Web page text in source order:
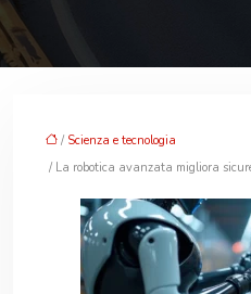
/ Scienza e tecnologia
/ La robotica avanzata migliora